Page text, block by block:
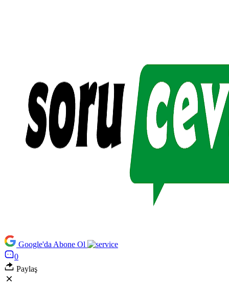
Google'da Abone Ol
0
Paylaş